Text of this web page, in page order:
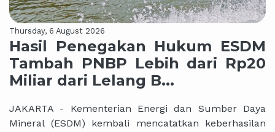
Thursday, 6 August 2026
Hasil Penegakan Hukum ESDM
Tambah PNBP Lebih dari Rp20
Miliar dari Lelang B...
JAKARTA - Kementerian Energi dan Sumber Daya
Mineral (ESDM) kembali mencatatkan keberhasilan